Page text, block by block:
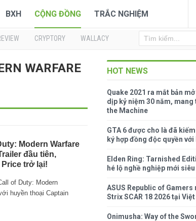
BXH CỘNG ĐỒNG TRẮC NGHIỆM
CRYPTORY WALLACY
WARFARE
Modern Warfare
đầu tiên,
trở lại!
of Duty: Modern
huyền thoại Captain
HOT NEWS
Quake 2021 ra mắt bản
dịp kỷ niệm 30 năm, mang
the Machine
GTA 6 được cho là đã
ký hợp đồng độc quyền
Elden Ring: Tarnished
hé lộ nghề nghiệp mới
ASUS Republic of Gamers
Strix SCAR 18 2026 tại
Onimusha: Way of the